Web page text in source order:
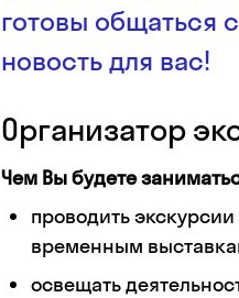
готовы общаться
новость для вас!
Организатор
Чем Вы будете
проводить
временным
освещать